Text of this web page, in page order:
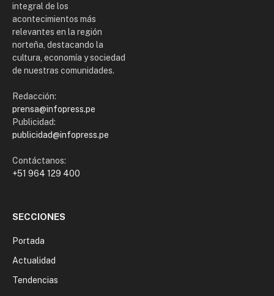
integral de los
acontecimientos más
relevantes en la región
norteña, destacando la
cultura, economía y sociedad
de nuestras comunidades.
Redacción:
prensa@infopress.pe
Publicidad:
publicidad@infopress.pe
Contáctanos:
+51 964 129 400
SECCIONES
Portada
Actualidad
Tendencias